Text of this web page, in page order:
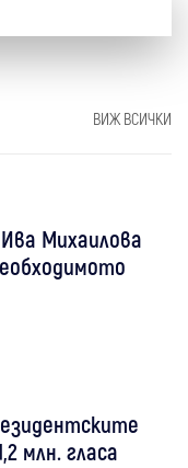
ВИЖ ВСИЧКИ
Михаилова
млн. гласа